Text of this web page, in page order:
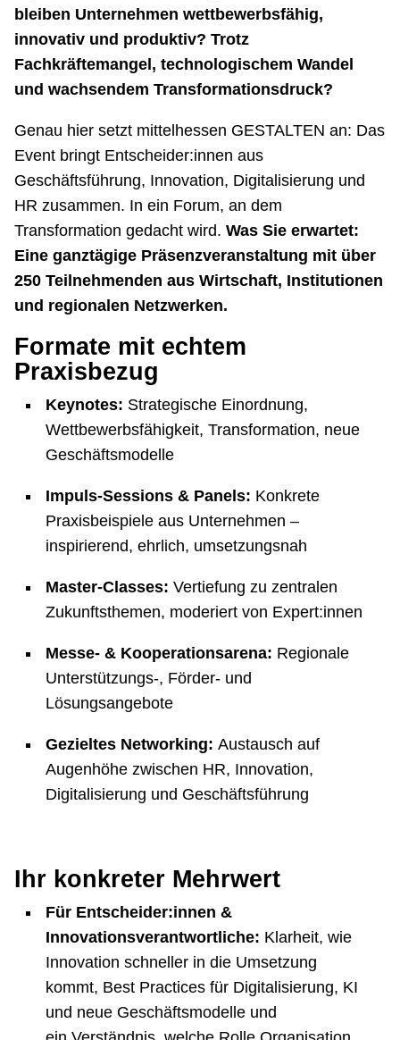
bleiben Unternehmen wettbewerbsfähig,
innovativ und produktiv? Trotz
Fachkräftemangel, technologischem Wandel
und wachsendem Transformationsdruck?
Genau hier setzt mittelhessen GESTALTEN an: Das
Event bringt Entscheider:innen aus
Geschäftsführung, Innovation, Digitalisierung und
HR zusammen. In ein Forum, an dem
Transformation gedacht wird. Was Sie erwartet:
Eine ganztägige Präsenzveranstaltung mit über
250 Teilnehmenden aus Wirtschaft, Institutionen
und regionalen Netzwerken.
Formate mit echtem
Praxisbezug
Keynotes: Strategische Einordnung,
Wettbewerbsfähigkeit, Transformation, neue
Geschäftsmodelle
Impuls-Sessions & Panels: Konkrete
Praxisbeispiele aus Unternehmen –
inspirierend, ehrlich, umsetzungsnah
Master-Classes: Vertiefung zu zentralen
Zukunftsthemen, moderiert von Expert:innen
Messe- & Kooperationsarena: Regionale
Unterstützungs-, Förder- und
Lösungsangebote
Gezieltes Networking: Austausch auf
Augenhöhe zwischen HR, Innovation,
Digitalisierung und Geschäftsführung
Ihr konkreter Mehrwert
Für Entscheider:innen &
Innovationsverantwortliche: Klarheit, wie
Innovation schneller in die Umsetzung
kommt, Best Practices für Digitalisierung, KI
und neue Geschäftsmodelle und